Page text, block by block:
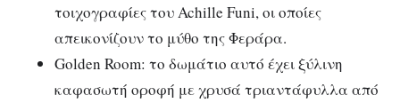
τοιχογραφίες του Achille Funi, οι οποίες
απεικονίζουν το μύθο της Φεράρα.
Golden Room: το δωμάτιο αυτό έχει ξύλινη
καφασωτή οροφή με χρυσά τριαντάφυλλα από